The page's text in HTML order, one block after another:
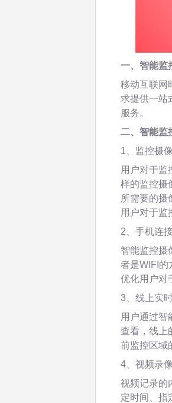
一、智能监
移动互联网
求提供一站
服务。
二、智能监
1、监控摄
用户对于监
样的监控摄
所需要的摄
用户对于监
2、手机连
智能监控摄
者是WIFI的
优化用户对
3、线上实
用户通过智
查看，线上
前监控区域
4、视频录
视频记录的
定时间、指